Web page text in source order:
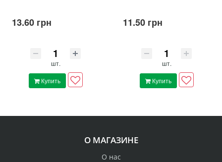
13.60 грн
шт.
Купить
11.50 грн
шт.
Купить
О МАГАЗИНЕ
О нас